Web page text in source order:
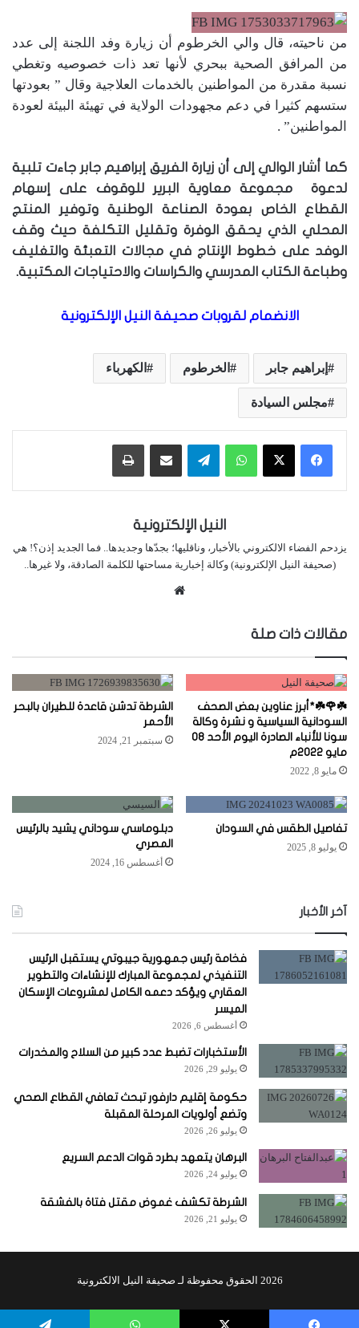
من ناحيته، قال والي الخرطوم أن زيارة وفد اللجنة إلى عدد
من المرافق الصحية ببحري لأنها تعد ذات خصوصيه وتغطي
نسبة مقدرة من المواطنين بالخدمات العلاجية وقال ” بعودتها
ستسهم كثيرا في دعم مجهودات الولاية في تهيئة البيئة لعودة
المواطنين” .
كما أشار الوالي إلى أن زيارة الفريق إبراهيم جابر جاءت تلبية
لدعوة مجموعة معاوية البرير للوقوف على إسهام
القطاع الخاص بعودة الصناعة الوطنية وتوفير المنتج
المحلي الذي يحقق الوفرة وتقليل التكلفة حيث وقف
الوفد على خطوط الإنتاج في مجالات التعبئة والتغليف
وطباعة الكتاب المدرسي والكراسات والاحتياجات المكتبية.
الانضمام لقروبات صحيفة النيل الإلكترونية
إبراهيم جابر الخرطوم الكهرباء
مجلس السيادة
واتساب تيلقرام مشاركة عبر البريد طباعة
النيل الإلكترونية
يزدحم الفضاء الالكتروني بالأخبار، وناقليها؛ بجدّها وجديدها.. فما الجديد إذن؟! هي
(صحيفة النيل الإلكترونية) وكالة إخبارية مساحتها للكلمة الصادقة، ولا غيرها..
مقالات ذات صلة
☘️🌹☘️*أبرز عناوين بعض الصحف
السودانية السياسية و نشرة وكالة
سونا للأنباء الصادرة اليوم الأحد 08
مايو 2022م
مايو 8, 2022
الشرطة تدشن قاعدة للطيران بالبحر
الأحمر
سبتمبر 21, 2024
تفاصيل الطقس في السودان
يوليو 8, 2025
دبلوماسي سوداني يشيد بالرئيس
المصري
أغسطس 16, 2024
آخر الأخبار
فخامة رئيس جمهورية جيبوتي يستقبل الرئيس
التنفيذي لمجموعة المبارك للإنشاءات والتطوير
العقاري ويؤكد دعمه الكامل لمشروعات الإسكان
الميسر
أغسطس 6, 2026
الأستخبارات تضبط عدد كبير من السلاح والمخدرات
يوليو 29, 2026
حكومة إقليم دارفور تبحث تعافي القطاع الصحي
وتضع أولويات المرحلة المقبلة
يوليو 26, 2026
البرهان يتعهد بطرد قوات الدعم السريع
يوليو 24, 2026
الشرطة تكشف غموض مقتل فتاة بالفشقة
يوليو 21, 2026
2026 الحقوق محفوظة لـ صحيفة النيل الالكترونية